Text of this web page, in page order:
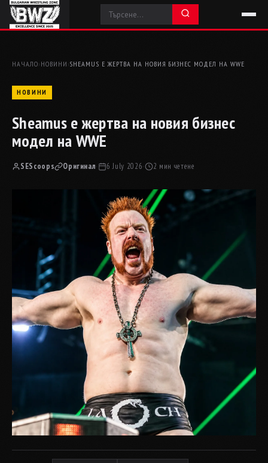
НАЧАЛО› НОВИНИ ›SHEAMUS Е ЖЕРТВА НА НОВИЯ БИЗНЕС МОДЕЛ НА WWE
НОВИНИ
Sheamus е жертва на новия бизнес
модел на WWE
SEScoops Оригинал· 6 July 2026· 2 мин четене